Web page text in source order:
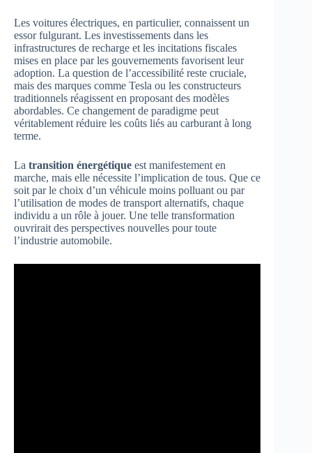
Les voitures électriques, en particulier, connaissent un
essor fulgurant. Les investissements dans les
infrastructures de recharge et les incitations fiscales
mises en place par les gouvernements favorisent leur
adoption. La question de l’accessibilité reste cruciale,
mais des marques comme Tesla ou les constructeurs
traditionnels réagissent en proposant des modèles
abordables. Ce changement de paradigme peut
véritablement réduire les coûts liés au carburant à long
terme.
La transition énergétique est manifestement en
marche, mais elle nécessite l’implication de tous. Que ce
soit par le choix d’un véhicule moins polluant ou par
l’utilisation de modes de transport alternatifs, chaque
individu a un rôle à jouer. Une telle transformation
ouvrirait des perspectives nouvelles pour toute
l’industrie automobile.